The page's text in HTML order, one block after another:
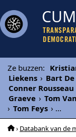
Ze buzzen:
Liekens › Bart
Conner Rousseau
Graeve › Tom
› Tom Feys › ...
› Databank van de